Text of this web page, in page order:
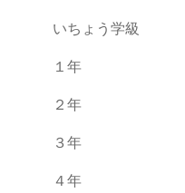
いちょう学級
１年
２年
３年
４年